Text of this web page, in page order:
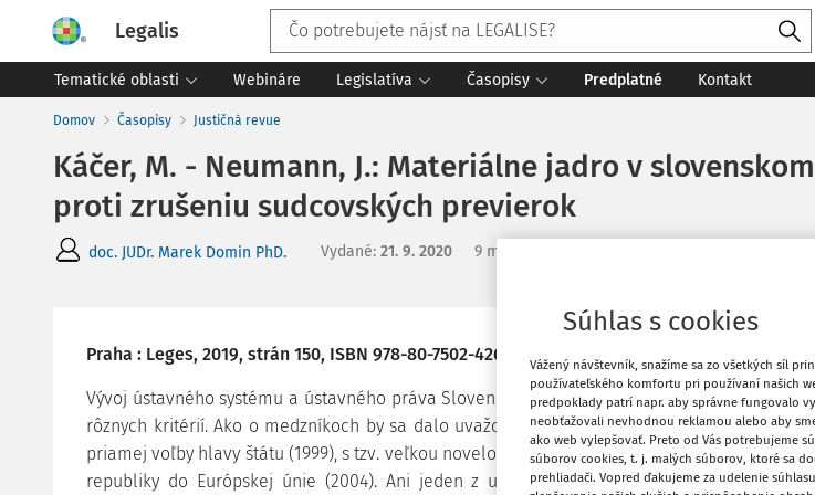
Legalis
Tematické oblasti Webináre Legislatíva Časopisy Predplatné Kontakt
Domov Časopisy Justičná revue
Káčer, M. - Neumann, J.: Materiálne jadro v
proti zrušeniu sudcovských previerok
doc. JUDr. Marek Domin PhD. Vydané: 21. 9. 2020 9 minút čítania
Praha : Leges, 2019, strán 150, ISBN 978-80-7502-426-8
Vývoj ústavného systému a ústavného práva Slovenskej republiky možno periodizovať podľa
rôznych kritérií. Ako o medzníkoch by sa dalo uvažovať napríklad v súvislosti so zavedením
priamej voľby hlavy štátu (1999), s tzv. veľkou novelou Ústavy (2001) či so vstupom Slovenskej
republiky do Európskej únie (2004). Ani jeden z uvedených príkladov však, podľa môjho
Súhlas s cookies
Vážený návštevník, snažíme sa zo všetkých síl
používateľského komfortu pri používaní našich
predpoklady patrí napr. aby správne fungovalo
neobťažovali nevhodnou reklamou alebo aby
ako web vylepšovať. Preto od Vás potrebujeme
súborov cookies, t. j. malých súborov, ktoré sa
prehliadači. Vopred ďakujeme za udelenie